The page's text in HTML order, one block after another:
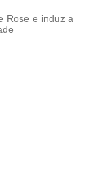
Rose e induz a